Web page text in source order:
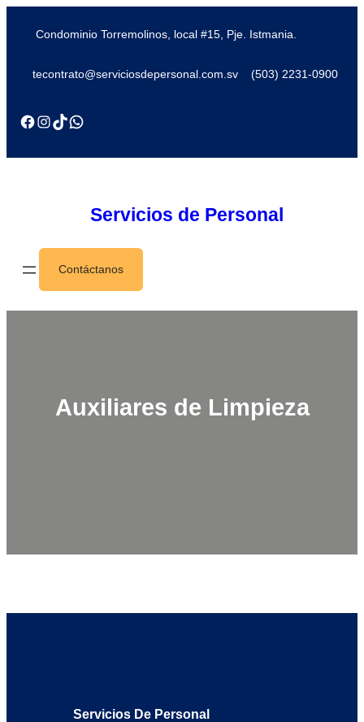
Condominio Torremolinos, local #15, Pje. Istmania.
tecontrato@serviciosdepersonal.com.sv (503) 2231-0900
Servicios de Personal
Contáctanos
Auxiliares de Limpieza
Servicios De Personal